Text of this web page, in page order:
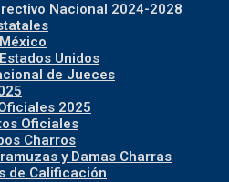
Nacional 2024-2028
Unidos
de Jueces
2025
Oficiales
Charros
y Damas Charras
de Calificación